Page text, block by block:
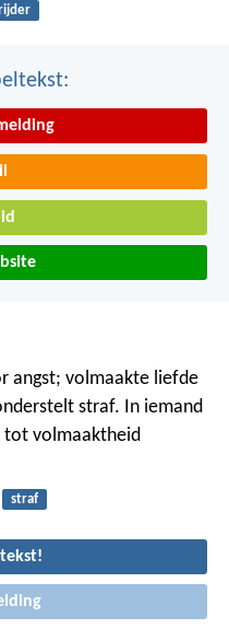
angst; volmaakte liefde
straf. In iemand
tot volmaaktheid
straf